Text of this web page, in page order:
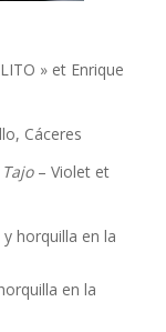
» et Enrique
Cáceres
– Violet et
horquilla en la
en la